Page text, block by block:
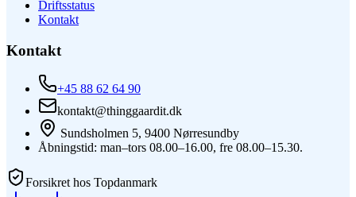
Driftsstatus
Kontakt
Kontakt
+45 88 62 64 90
kontakt@thinggaardit.dk
Sundsholmen 5, 9400 Nørresundby
Åbningstid: man–tors 08.00–16.00, fre 08.00–15.30.
Forsikret hos Topdanmark